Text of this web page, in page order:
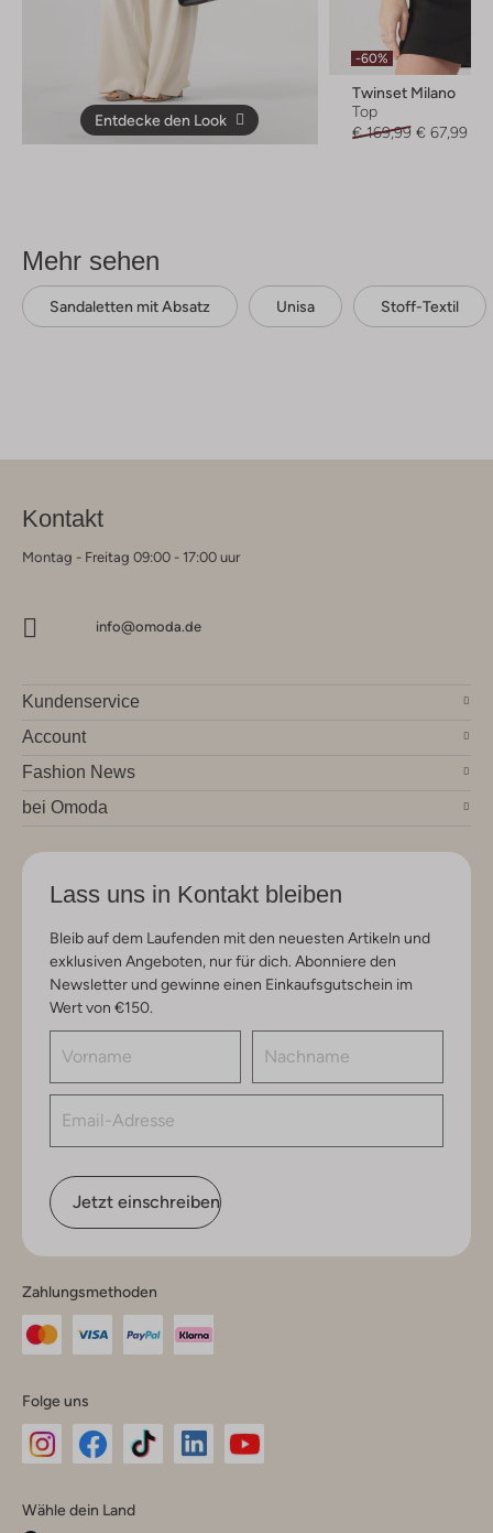
Entdecke den Look
-60%
Twinset Milano
Top
€ 169,99 € 67,99
Mehr sehen
Sandaletten mit Absatz Unisa Stoff-Textil
Kontakt
Montag - Freitag 09:00 - 17:00 uur
info@omoda.de
Kundenservice
Account
Fashion News
bei Omoda
Lass uns in Kontakt bleiben
Bleib auf dem Laufenden mit den neuesten Artikeln und
exklusiven Angeboten, nur für dich. Abonniere den
Newsletter und gewinne einen Einkaufsgutschein im
Wert von €150.
Jetzt einschreiben
Zahlungsmethoden
Folge uns
Instagram
Facebook
TikTok
Wähle dein Land